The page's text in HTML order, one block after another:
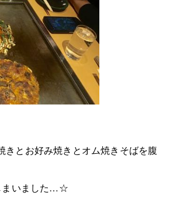
きとお好み焼きとオム焼きそばを腹
まいました…☆